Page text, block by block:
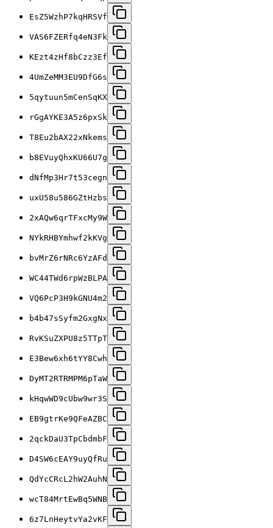
EsZ5WzhP7kqHRSVf
VAS6FZERfq4eN3Fk
KEzt4zHf8bCzz3Ef
4UmZeMM3EU9DfG6s
5qytuun5mCenSqKX
rGgAYKE3A5z6pxSk
T8Eu2bAX22xNkems
b8EVuyQhxKU66U7g
dNfMp3Hr7t53cegn
uxU58u586GZtHzbs
2xAQw6qrTFxcMy9W
NYkRHBYmhwf2kKVg
bvMrZ6rNRc6YzAFd
WC44TWd6rpWzBLPA
VQ6PcP3H9kGNU4m2
b4b47sSyfm2GxgNx
RvKSuZXPU8z5TTpT
E3Bew6xh6tYY8Cwh
DyMT2RTRMPM6pTaW
kHqwWD9cUbw9wr3S
EB9gtrKe9QFeAZBC
2qckDaU3TpCbdmbF
D4SW6cEAY9uyQfRu
QdYcCRcL2hW2AuhN
wcT84MrtEwBq5WNB
6z7LnHeytvYa2vKF